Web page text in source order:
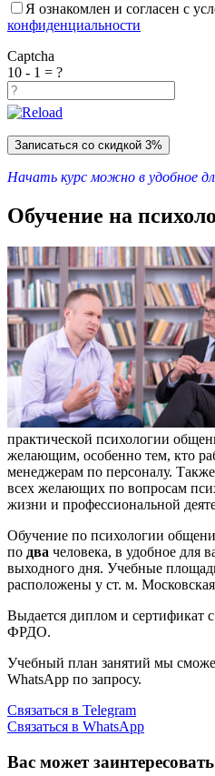
Я ознакомлен и согласен с
конфиденциальности
Captcha
10 - 1 = ?
Начать курс можно в удобное
Обучение на
практической психологии
желающим, особенно тем, кто
менеджерам по персоналу.
всех желающих по вопросам
жизни и профессиональной
Обучение по психологии
по два человека, в удобное для
выходного дня. Учебные
расположены у ст. м.
Выдается диплом и сертификат
ФРДО.
Учебный план занятий мы
WhatsApp по запросу.
Связаться в Telegram
Связаться в WhatsApp
Вас может